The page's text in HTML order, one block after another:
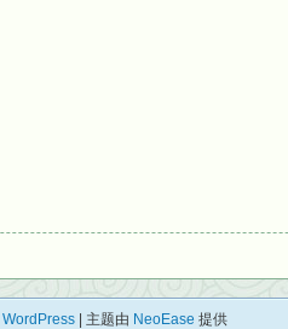
WordPress | 主题由 NeoEase 提供